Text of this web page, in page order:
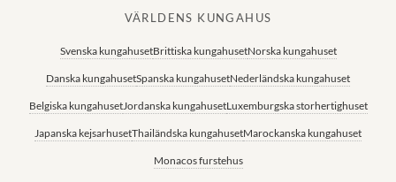
VÄRLDENS KUNGAHUS
Svenska kungahusetBrittiska kungahusetNorska kungahuset
Danska kungahusetSpanska kungahusetNederländska kungahuset
Belgiska kungahusetJordanska kungahusetLuxemburgska storhertighuset
Japanska kejsarhusetThailändska kungahusetMarockanska kungahuset
Monacos furstehus